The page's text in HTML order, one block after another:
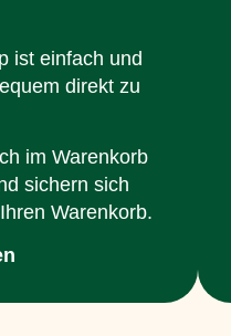
ist einfach und
direkt zu
im Warenkorb
sichern sich
Warenkorb.